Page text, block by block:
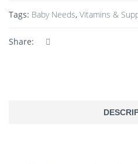
Tags: Baby Needs, Vitamins &
Share: